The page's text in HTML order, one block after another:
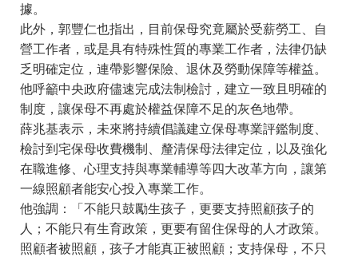
據。
此外，郭豐仁也指出，目前保母究竟屬於受薪勞工、自
營工作者，或是具有特殊性質的專業工作者，法律仍缺
乏明確定位，連帶影響保險、退休及勞動保障等權益。
他呼籲中央政府儘速完成法制檢討，建立一致且明確的
制度，讓保母不再處於權益保障不足的灰色地帶。
薛兆基表示，未來將持續倡議建立保母專業評鑑制度、
檢討到宅保母收費機制、釐清保母法律定位，以及強化
在職進修、心理支持與專業輔導等四大改革方向，讓第
一線照顧者能安心投入專業工作。
他強調：「不能只鼓勵生孩子，更要支持照顧孩子的
人；不能只有生育政策，更要有留住保母的人才政策。
照顧者被照顧，孩子才能真正被照顧；支持保母，不只